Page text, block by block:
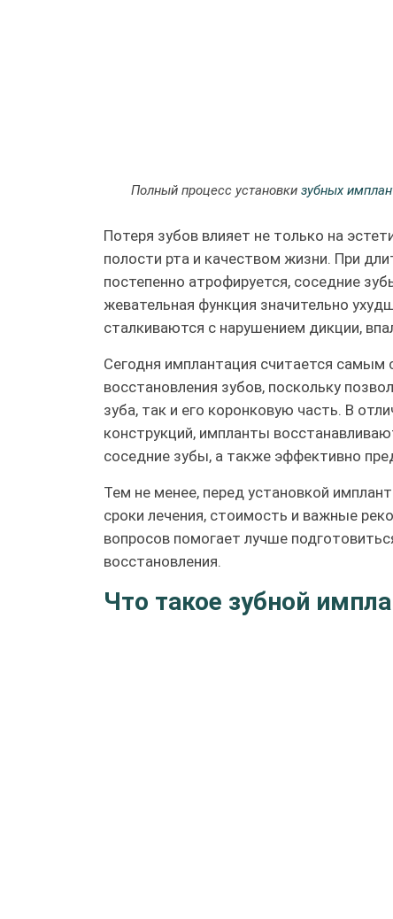
Полный процесс установки зубных
Потеря зубов влияет не только на
полости рта и качеством жизни. При
постепенно атрофируется, соседние
жевательная функция значительно
сталкиваются с нарушением дикции,
Сегодня имплантация считается
восстановления зубов, поскольку
зуба, так и его коронковую часть. В
конструкций, импланты
соседние зубы, а также эффективно
Тем не менее, перед установкой
сроки лечения, стоимость и важные
вопросов помогает лучше
восстановления.
Что такое зубной